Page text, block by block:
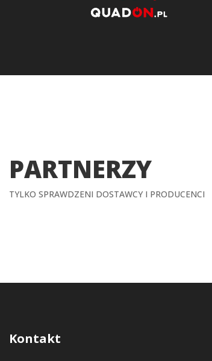
PARTNERZY
TYLKO SPRAWDZENI DOSTAWCY I PRODUCENCI
Kontakt